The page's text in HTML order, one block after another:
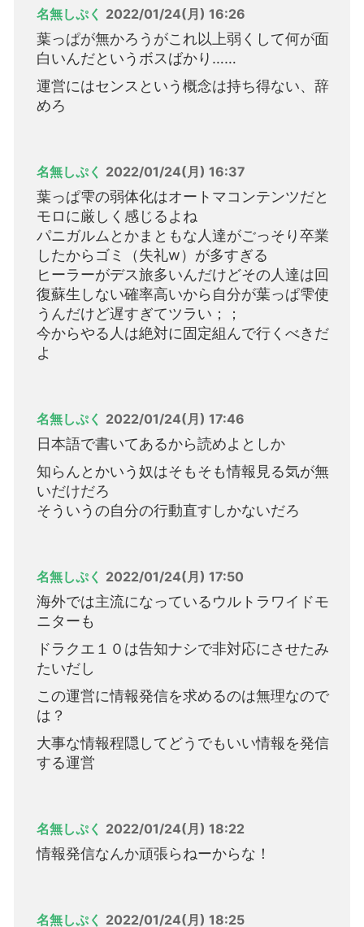
名無しぷく 2022/01/24(月) 16:26
葉っぱが無かろうがこれ以上弱くして何が面
白いんだというボスばかり……
運営にはセンスという概念は持ち得ない、辞
めろ
名無しぷく 2022/01/24(月) 16:37
葉っぱ雫の弱体化はオートマコンテンツだと
モロに厳しく感じるよね
パニガルムとかまともな人達がごっそり卒業
したからゴミ（失礼w）が多すぎる
ヒーラーがデス旅多いんだけどその人達は回
復蘇生しない確率高いから自分が葉っぱ雫使
うんだけど遅すぎてツラい；；
今からやる人は絶対に固定組んで行くべきだ
よ
名無しぷく 2022/01/24(月) 17:46
日本語で書いてあるから読めよとしか
知らんとかいう奴はそもそも情報見る気が無
いだけだろ
そういうの自分の行動直すしかないだろ
名無しぷく 2022/01/24(月) 17:50
海外では主流になっているウルトラワイドモ
ニターも
ドラクエ１０は告知ナシで非対応にさせたみ
たいだし
この運営に情報発信を求めるのは無理なので
は？
大事な情報程隠してどうでもいい情報を発信
する運営
名無しぷく 2022/01/24(月) 18:22
情報発信なんか頑張らねーからな！
名無しぷく 2022/01/24(月) 18:25